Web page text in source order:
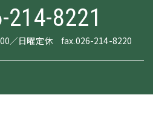
8221
／日曜定休 fax.026-214-8220